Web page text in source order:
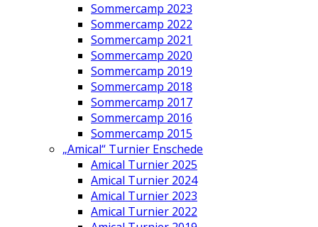
Sommercamp 2023
Sommercamp 2022
Sommercamp 2021
Sommercamp 2020
Sommercamp 2019
Sommercamp 2018
Sommercamp 2017
Sommercamp 2016
Sommercamp 2015
„Amical“ Turnier Enschede
Amical Turnier 2025
Amical Turnier 2024
Amical Turnier 2023
Amical Turnier 2022